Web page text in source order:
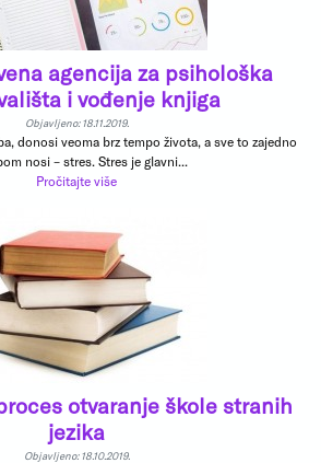
agencija za psihološka
i vođenje knjiga
Objavljeno: 18.11.2019.
donosi veoma brz tempo života, a sve to zajedno
nosi – stres. Stres je glavni...
Pročitajte više
otvaranje škole stranih
jezika
Objavljeno: 18.10.2019.